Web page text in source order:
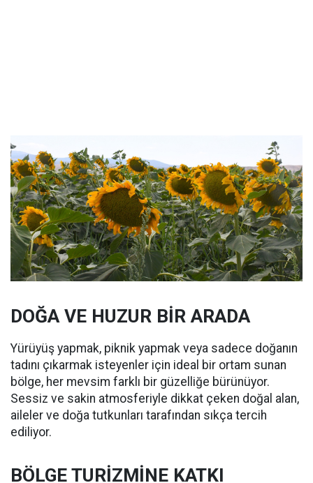
DOĞA VE HUZUR BİR ARADA
Yürüyüş yapmak, piknik yapmak veya sadece doğanın
tadını çıkarmak isteyenler için ideal bir ortam sunan
bölge, her mevsim farklı bir güzelliğe bürünüyor.
Sessiz ve sakin atmosferiyle dikkat çeken doğal alan,
aileler ve doğa tutkunları tarafından sıkça tercih
ediliyor.
BÖLGE TURİZMİNE KATKI